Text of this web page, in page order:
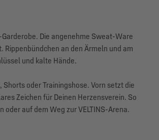
Die angenehme Sweat-Ware
an den Ärmeln und am
und kalte Hände.
oder Trainingshose. Vorn setzt die
Zeichen für Deinen Herzensverein. So
auf dem Weg zur VELTINS-Arena.